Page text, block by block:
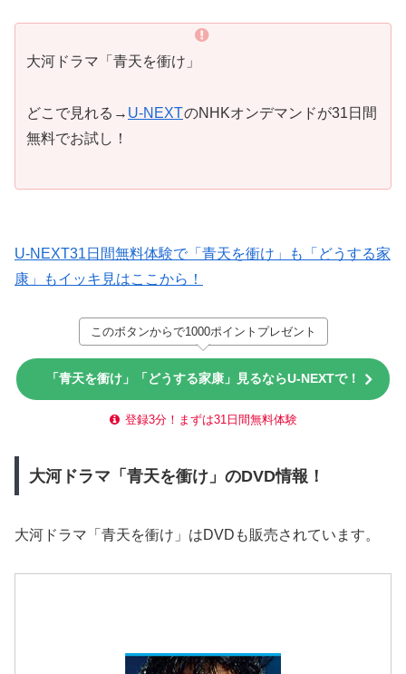
大河ドラマ「青天を衝け」
どこで見れる→ U-NEXTのNHKオンデマンドが31日間
無料でお試し！
U-NEXT31日間無料体験で「青天を衝け」も「どうする家
康」もイッキ見はここから！
このボタンからで1000ポイントプレゼント
「青天を衝け」「どうする家康」見るならU-NEXTで！
登録3分！まずは31日間無料体験
大河ドラマ「青天を衝け」のDVD情報！
大河ドラマ「青天を衝け」はDVDも販売されています。